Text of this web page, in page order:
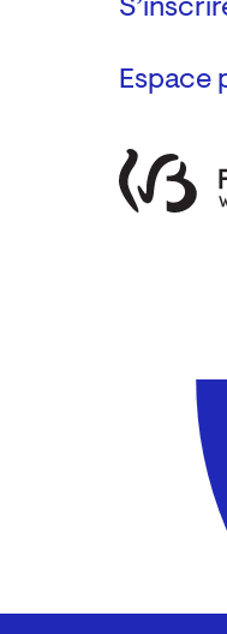
Espace